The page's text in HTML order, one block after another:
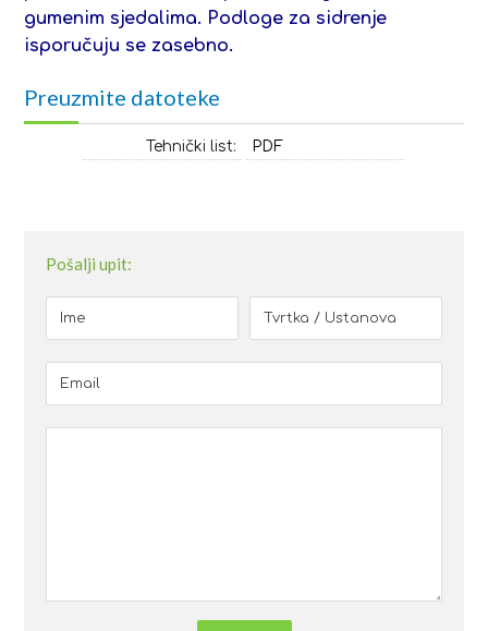
gumenim sjedalima. Podloge za sidrenje
isporučuju se zasebno.
Preuzmite datoteke
Tehnički list: PDF
Pošalji upit: